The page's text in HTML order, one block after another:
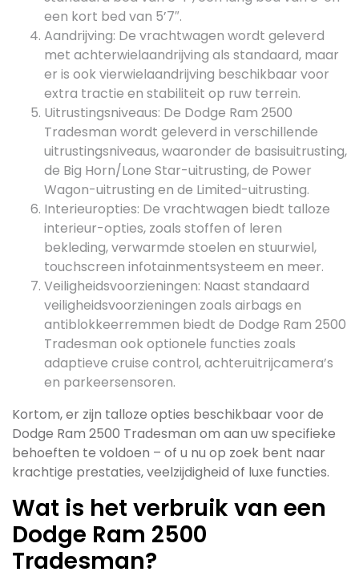
een kort bed van 5’7″.
Aandrijving: De vrachtwagen wordt geleverd
met achterwielaandrijving als standaard, maar
er is ook vierwielaandrijving beschikbaar voor
extra tractie en stabiliteit op ruw terrein.
Uitrustingsniveaus: De Dodge Ram 2500
Tradesman wordt geleverd in verschillende
uitrustingsniveaus, waaronder de basisuitrusting,
de Big Horn/Lone Star-uitrusting, de Power
Wagon-uitrusting en de Limited-uitrusting.
Interieuropties: De vrachtwagen biedt talloze
interieur-opties, zoals stoffen of leren
bekleding, verwarmde stoelen en stuurwiel,
touchscreen infotainmentsysteem en meer.
Veiligheidsvoorzieningen: Naast standaard
veiligheidsvoorzieningen zoals airbags en
antiblokkeerremmen biedt de Dodge Ram 2500
Tradesman ook optionele functies zoals
adaptieve cruise control, achteruitrijcamera’s
en parkeersensoren.
Kortom, er zijn talloze opties beschikbaar voor de
Dodge Ram 2500 Tradesman om aan uw specifieke
behoeften te voldoen – of u nu op zoek bent naar
krachtige prestaties, veelzijdigheid of luxe functies.
Wat is het verbruik van een
Dodge Ram 2500
Tradesman?